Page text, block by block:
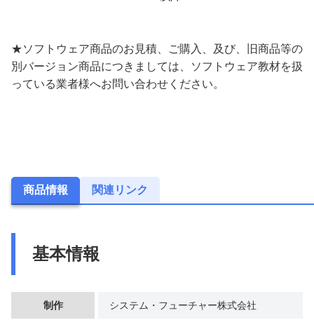
★ソフトウェア商品のお見積、ご購入、及び、旧商品等の
別バージョン商品につきましては、ソフトウェア教材を扱
っている業者様へお問い合わせください。
商品情報 関連リンク
基本情報
制作 システム・フューチャー株式会社